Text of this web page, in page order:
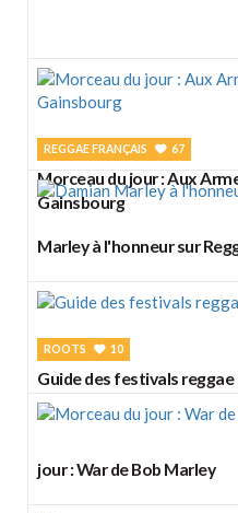
REGGAE FRANÇAIS 67
Morceau du jour : Aux
Gainsbourg
Marley à l'honneur sur
ROOTS 10
Guide des festivals reggae
jour : War de Bob Marley